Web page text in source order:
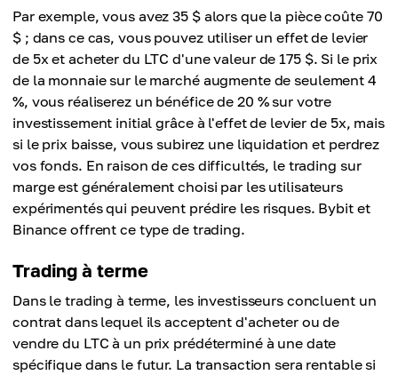
Par exemple, vous avez 35 $ alors que la pièce coûte 70
$ ; dans ce cas, vous pouvez utiliser un effet de levier
de 5x et acheter du LTC d'une valeur de 175 $. Si le prix
de la monnaie sur le marché augmente de seulement 4
%, vous réaliserez un bénéfice de 20 % sur votre
investissement initial grâce à l'effet de levier de 5x, mais
si le prix baisse, vous subirez une liquidation et perdrez
vos fonds. En raison de ces difficultés, le trading sur
marge est généralement choisi par les utilisateurs
expérimentés qui peuvent prédire les risques. Bybit et
Binance offrent ce type de trading.
Trading à terme
Dans le trading à terme, les investisseurs concluent un
contrat dans lequel ils acceptent d'acheter ou de
vendre du LTC à un prix prédéterminé à une date
spécifique dans le futur. La transaction sera rentable si